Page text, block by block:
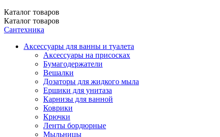
Каталог товаров
Каталог товаров
Сантехника
Аксессуары для ванны и туалета
Аксессуары на присосках
Бумагодержатели
Вешалки
Дозаторы для жидкого мыла
Ершики для унитаза
Карнизы для ванной
Коврики
Крючки
Ленты бордюрные
Мыльницы